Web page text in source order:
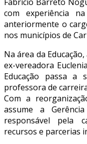
com experiência
anteriormente o
nos municípios de
Na área da
ex-vereadora
Educação passa a
professora de
Com a
assume a
responsável pela
recursos e parcerias